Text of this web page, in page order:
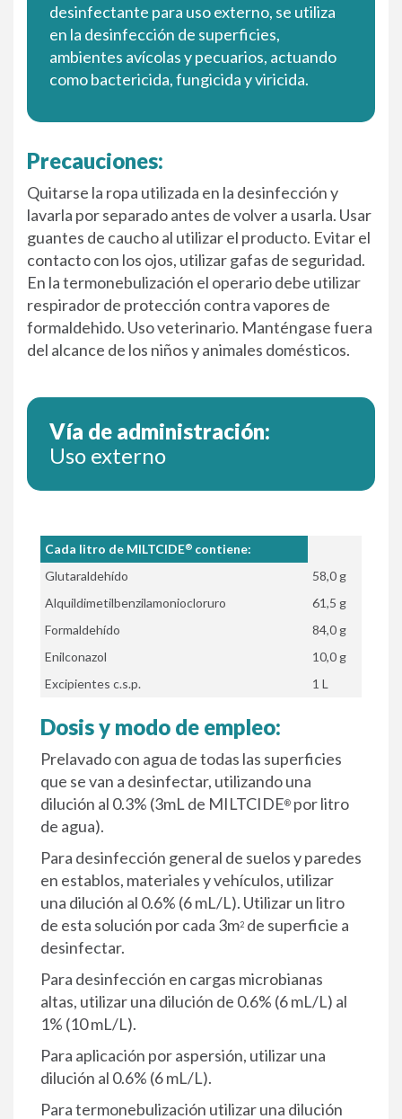
desinfectante para uso externo, se utiliza
en la desinfección de superficies,
ambientes avícolas y pecuarios, actuando
como bactericida, fungicida y viricida.
Precauciones:
Quitarse la ropa utilizada en la desinfección y
lavarla por separado antes de volver a usarla. Usar
guantes de caucho al utilizar el producto. Evitar el
contacto con los ojos, utilizar gafas de seguridad.
En la termonebulización el operario debe utilizar
respirador de protección contra vapores de
formaldehido. Uso veterinario. Manténgase fuera
del alcance de los niños y animales domésticos.
Vía de administración:
Uso externo
Cada litro de MILTCIDE® contiene:
Glutaraldehído
58,0 g
Alquildimetilbenzilamoniocloruro
61,5 g
Formaldehído
84,0 g
Enilconazol
10,0 g
Excipientes c.s.p.
1 L
Dosis y modo de empleo:
Prelavado con agua de todas las superficies
que se van a desinfectar, utilizando una
dilución al 0.3% (3mL de MILTCIDE® por litro
de agua).
Para desinfección general de suelos y paredes
en establos, materiales y vehículos, utilizar
una dilución al 0.6% (6 mL/L). Utilizar un litro
de esta solución por cada 3m2 de superficie a
desinfectar.
Para desinfección en cargas microbianas
altas, utilizar una dilución de 0.6% (6 mL/L) al
1% (10 mL/L).
Para aplicación por aspersión, utilizar una
dilución al 0.6% (6 mL/L).
Para termonebulización utilizar una dilución